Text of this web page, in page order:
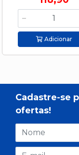
Adicionar
Cadastre-se
ofertas!